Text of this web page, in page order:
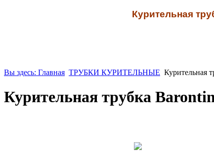
Курительная
Вы здесь: Главная ТРУБКИ КУРИТЕЛЬНЫЕ Курительная
Курительная трубка